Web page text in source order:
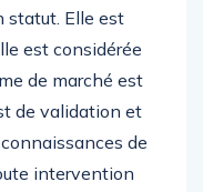
statut. Elle est
est considérée
de marché est
de validation et
de
intervention